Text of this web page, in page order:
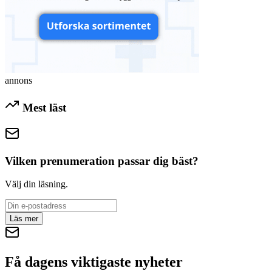
annons
Mest läst
Vilken prenumeration passar dig bäst?
Välj din läsning.
Läs mer
Få dagens viktigaste nyheter